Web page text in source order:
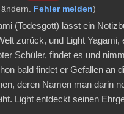
Fehler melden)
(Todesgott) lässt ein
zurück, und Light Yagami,
Schüler, findet es und
bald findet er Gefallen an
deren Namen man darin
Light entdeckt seinen